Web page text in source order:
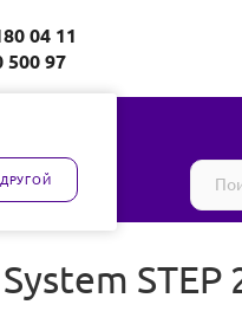
04 11
500 97
System